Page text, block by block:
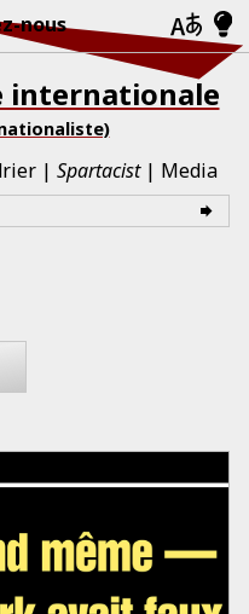
nous
internationale
Spartacist Media